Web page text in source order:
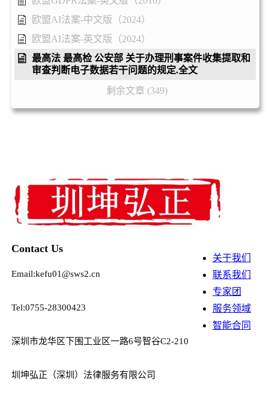
欧盟AI法案-中文版（2024）
欧盟AI法案-英文版（2024）
最高法 最高检 公安部 关于办理刑事案件收集提取和
审查判断电子数据若干问题的规定.全文
剩余文章 (349)
Contact Us
Email:kefu01@sws2.cn
Tel:0755-28300423
深圳市龙华区下围工业区一路6号智谷C2-210
圳坤弘正（深圳）法律服务有限公司
关于我们
联系我们
专家团
服务领域
智能合同